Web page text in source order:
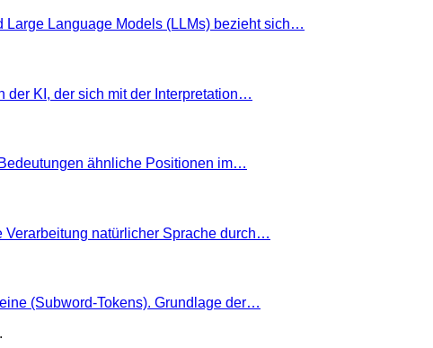
Large Language Models (LLMs) bezieht sich…
der KI, der sich mit der Interpretation…
ähnliche Positionen im…
natürlicher Sprache durch…
(Subword-Tokens). Grundlage der…